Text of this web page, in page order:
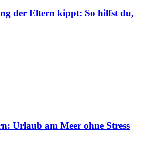
der Eltern kippt: So hilfst du,
Urlaub am Meer ohne Stress